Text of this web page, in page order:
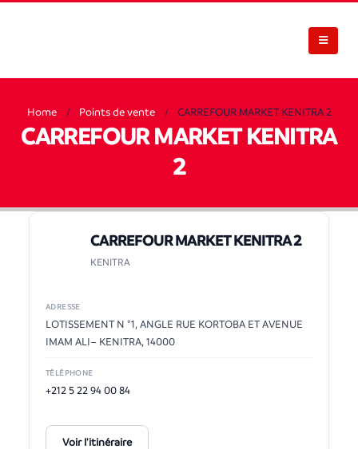
Home Points de vente CARREFOUR MARKET KENITRA 2
CARREFOUR MARKET KENITRA
2
CARREFOUR MARKET KENITRA 2
KENITRA
ADRESSE
LOTISSEMENT N °1, ANGLE RUE KORTOBA ET AVENUE
IMAM ALI– KENITRA, 14000
TÉLÉPHONE
+212 5 22 94 00 84
Voir l'itinéraire